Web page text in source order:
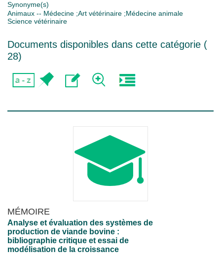
Synonyme(s)
Animaux -- Médecine ;Art vétérinaire ;Médecine animale
Science vétérinaire
Documents disponibles dans cette catégorie (
28)
MÉMOIRE
Analyse et évaluation des systèmes de
production de viande bovine :
bibliographie critique et essai de
modélisation de la croissance